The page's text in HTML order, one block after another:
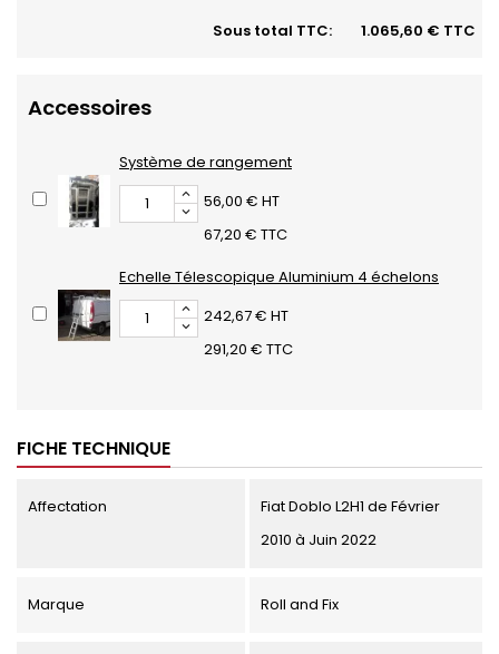
Sous total TTC:
1.065,60 € TTC
Accessoires
Système de rangement
56,00 € HT
67,20 € TTC
Echelle Télescopique Aluminium 4 échelons
242,67 € HT
291,20 € TTC
FICHE TECHNIQUE
Affectation
Fiat Doblo L2H1 de Février
2010 à Juin 2022
Marque Roll and Fix